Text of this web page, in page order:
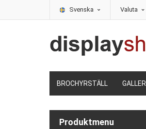
Svenska Valuta
BROCHYRSTÄLL GALLERI
Produktmenu